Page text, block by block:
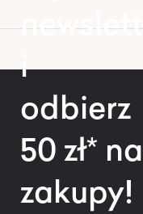
i
odbierz
50 zł* na
zakupy!